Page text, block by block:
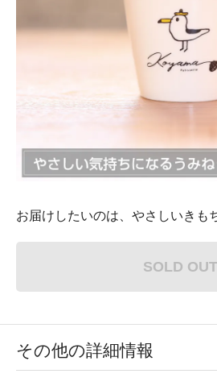
お届けしたいのは、やさしいきも
SOLD OUT
その他の詳細情報